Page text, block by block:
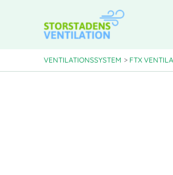
VENTILATIONSSYSTEM FTX